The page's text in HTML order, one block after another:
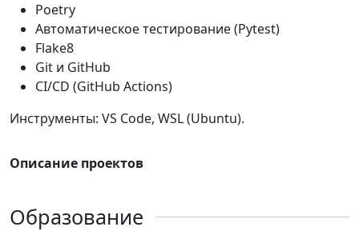
Poetry
Автоматическое тестирование (Pytest)
Flake8
Git и GitHub
CI/CD (GitHub Actions)
Инструменты: VS Code, WSL (Ubuntu).
Описание проектов
Образование